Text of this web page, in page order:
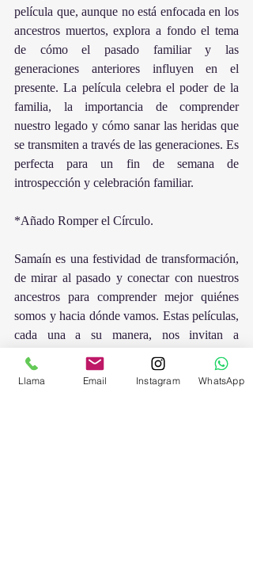
película que, aunque no está enfocada en los
ancestros muertos, explora a fondo el tema
de cómo el pasado familiar y las
generaciones anteriores influyen en el
presente. La película celebra el poder de la
familia, la importancia de comprender
nuestro legado y cómo sanar las heridas que
se transmiten a través de las generaciones. Es
perfecta para un fin de semana de
introspección y celebración familiar.
*Añado Romper el Círculo.
Samaín es una festividad de transformación,
de mirar al pasado y conectar con nuestros
ancestros para comprender mejor quiénes
somos y hacia dónde vamos. Estas películas,
cada una a su manera, nos invitan a
reflexionar sobre el poder de nuestras raíces
familiares y el legado que recibimos de
Llama Email Instagram WhatsApp